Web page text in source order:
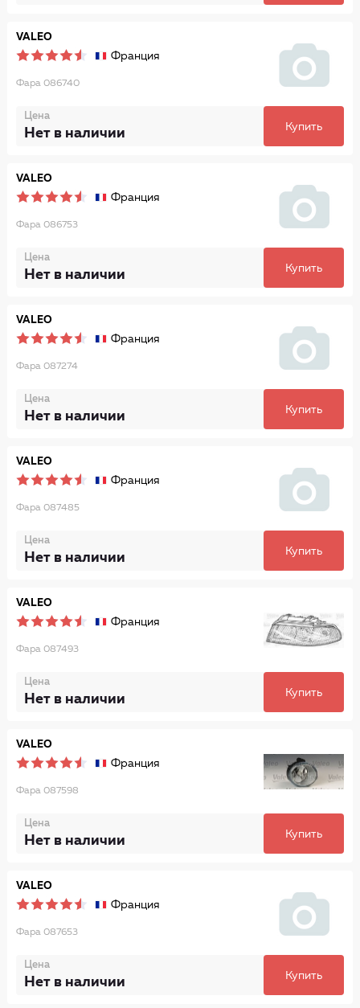
VALEO
Франция
Фара 086740
Цена
Нет в наличии Купить
VALEO
Франция
Фара 086753
Цена
Нет в наличии Купить
VALEO
Франция
Фара 087274
Цена
Нет в наличии Купить
VALEO
Франция
Фара 087485
Цена
Нет в наличии Купить
VALEO
Франция
Фара 087493
Цена
Нет в наличии Купить
VALEO
Франция
Фара 087598
Цена
Нет в наличии Купить
VALEO
Франция
Фара 087653
Цена
Нет в наличии Купить